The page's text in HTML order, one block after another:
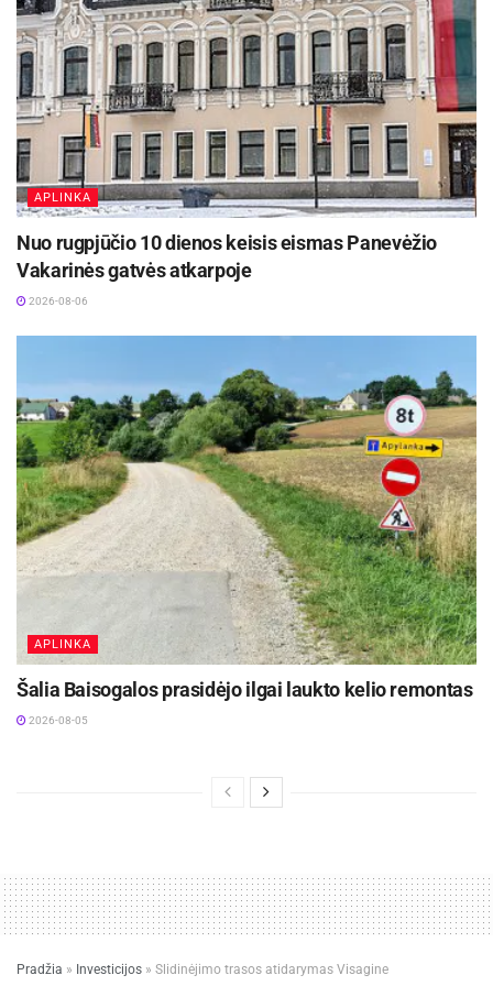
tūkst. eurų“, – skaičiuoja žalų
departamento vadovas.
Ko nedaryti?
Nelaukti, kol nustos snigti – svarbu įvertinti realią
situaciją ir savo turtu rūpintis nuolat.
Nevažiuoti su nevisiškai nuvalytu automobiliu – tai
pavojinga.
Neignoruoti kelininkų ir specialiųjų tarnybų perspėjimų.
Neleisti vaikams žaisti šalia važiuojamosios kelio
dalies ar po stogais, nuo kurių gali kristi sniegas.
Nesiimti sniego valymo nuo stogų ar medžių be
tinkamų saugos priemonių.
Nelaimės atveju svarbu nedelsiant fiksuoti įvykį, o
esant pavojui – kreiptis į specialiąsias tarnybas.
Atsakingas elgesys padeda apsaugoti ir sveikatą, ir
turtą.
Pranešimas spaudai
APLINKA
Nuo rugpjūčio 10 dienos keisis eismas Panevėžio
Vakarinės gatvės atkarpoje
2026-08-06
APLINKA
Šalia Baisogalos prasidėjo ilgai laukto kelio remontas
2026-08-05
Pradžia » Investicijos » Slidinėjimo trasos atidarymas Visagine